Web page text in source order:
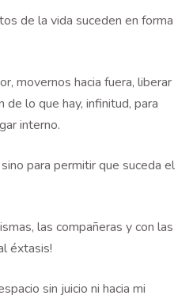
de la vida suceden en forma
movernos hacia fuera, liberar
lo que hay, infinitud, para
interno.
para permitir que suceda el
las compañeras y con las
éxtasis!
sin juicio ni hacia mi